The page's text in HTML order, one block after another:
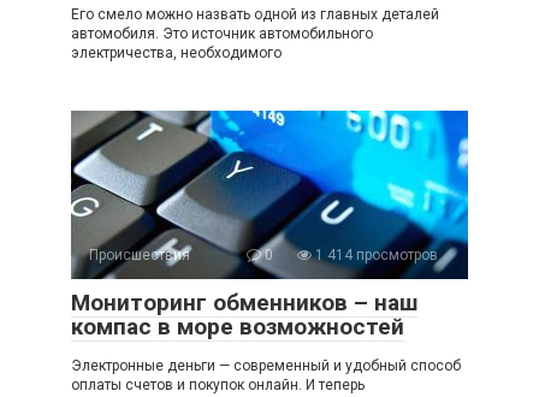
Его смело можно назвать одной из главных деталей
автомобиля. Это источник автомобильного
электричества, необходимого
Происшествия 0 1 414 просмотров
Мониторинг обменников – наш
компас в море возможностей
Электронные деньги — современный и удобный способ
оплаты счетов и покупок онлайн. И теперь